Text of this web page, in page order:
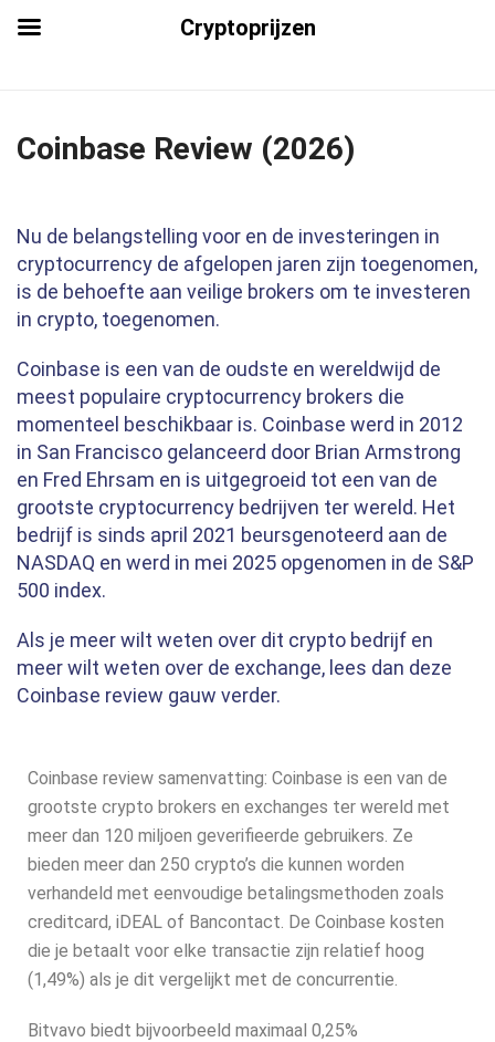
Coinbase Review (2026)
Nu de belangstelling voor en de investeringen in
cryptocurrency de afgelopen jaren zijn toegenomen,
is de behoefte aan veilige brokers om te investeren
in crypto, toegenomen.
Coinbase is een van de oudste en wereldwijd de
meest populaire cryptocurrency brokers die
momenteel beschikbaar is. Coinbase werd in 2012
in San Francisco gelanceerd door Brian Armstrong
en Fred Ehrsam en is uitgegroeid tot een van de
grootste cryptocurrency bedrijven ter wereld. Het
bedrijf is sinds april 2021 beursgenoteerd aan de
NASDAQ en werd in mei 2025 opgenomen in de S&P
500 index.
Als je meer wilt weten over dit crypto bedrijf en
meer wilt weten over de exchange, lees dan deze
Coinbase review gauw verder.
Coinbase review samenvatting: Coinbase is een van de
grootste crypto brokers en exchanges ter wereld met
meer dan 120 miljoen geverifieerde gebruikers. Ze
bieden meer dan 250 crypto’s die kunnen worden
verhandeld met eenvoudige betalingsmethoden zoals
creditcard, iDEAL of Bancontact. De Coinbase kosten
die je betaalt voor elke transactie zijn relatief hoog
(1,49%) als je dit vergelijkt met de concurrentie.
Bitvavo biedt bijvoorbeeld maximaal 0,25%
Cryptoprijzen